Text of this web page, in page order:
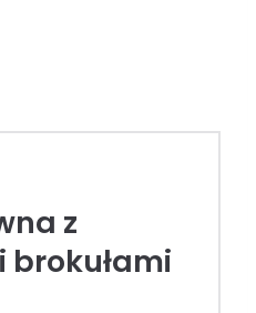
z
brokułami